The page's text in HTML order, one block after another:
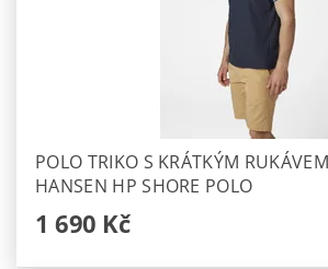
POLO TRIKO S KRÁTKÝM
HANSEN HP SHORE POLO
1 690 Kč